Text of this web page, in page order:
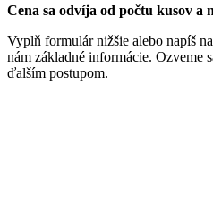
Cena sa odvíja od počtu kusov a
Vyplň formulár nižšie alebo napíš na
nám základné informácie. Ozveme
ďalším postupom.